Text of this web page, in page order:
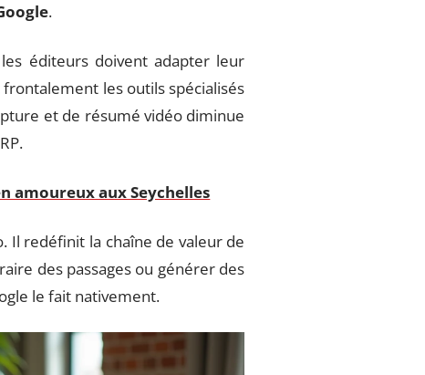
.
éditeurs doivent adapter leur
les outils spécialisés
et de résumé vidéo diminue
amoureux aux Seychelles
Il redéfinit la chaîne de valeur de
des passages ou générer des
le fait nativement.